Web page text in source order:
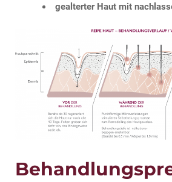
gealterter Haut mit